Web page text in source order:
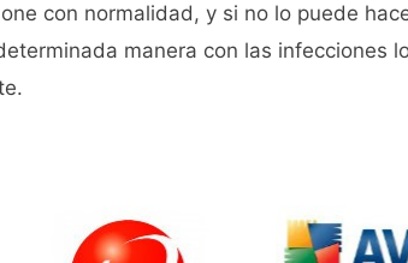
con normalidad, y si no lo puede
manera con las infecciones